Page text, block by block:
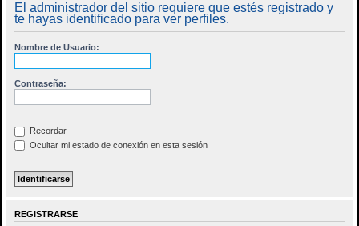
c
El administrador del sitio requiere que estés registrado y
te hayas identificado para ver perfiles.
Nombre de Usuario:
Contraseña:
Recordar
Ocultar mi estado de conexión en esta sesión
REGISTRARSE